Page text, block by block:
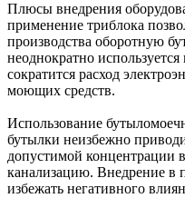
Плюсы внедрения
применение триблока
производства оборотную
неоднократно
сократится расход
моющих средств.
Использование
бутылки неизбежно
допустимой концентрации
канализацию. Внедрение в
избежать негативного